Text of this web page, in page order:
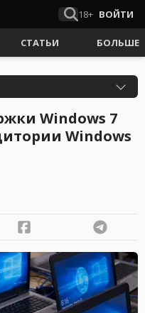
18+ ВОЙТИ
СТАТЬИ БОЛЬШЕ
Windows 7
Windows